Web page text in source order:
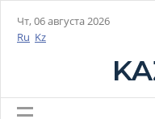
Чт, 06 августа 2026
Ru Kz